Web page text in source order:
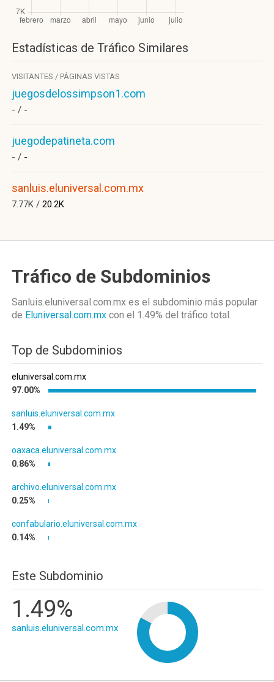
Estadísticas de Tráfico Similares
VISITANTES / PÁGINAS VISTAS
juegosdelossimpson1.com
- / -
juegodepatineta.com
- / -
sanluis.eluniversal.com.mx
7.77K / 20.2K
Tráfico de Subdominios
Sanluis.eluniversal.com.mx es el subdominio más popular
de Eluniversal.com.mx con el 1.49% del tráfico total.
Top de Subdominios
eluniversal.com.mx
97.00%
sanluis.eluniversal.com.mx
1.49%
oaxaca.eluniversal.com.mx
0.86%
archivo.eluniversal.com.mx
0.25%
confabulario.eluniversal.com.mx
0.14%
Este Subdominio
1.49%
sanluis.eluniversal.com.mx